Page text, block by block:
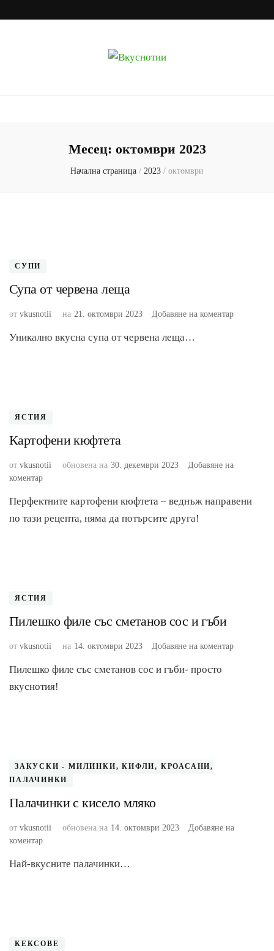
Месец: октомври 2023
Начална страница / 2023 / октомври
СУПИ
Супа от червена леща
от vkusnotii на 21. октомври 2023 Добавяне на коментаркъм
Уникално вкусна супа от червена леща…
ЯСТИЯ
Картофени кюфтета
от vkusnotii обновена на 30. декември 2023
Добавяне на
коментаркъм
кюфтета
Перфектните картофени кюфтета – веднъж направени
по тази рецепта, няма да потърсите друга!
ЯСТИЯ
Пилешко филе със сметанов сос и гъби
от vkusnotii на 14. октомври 2023 Добавяне на коментаркъм
Пилешко филе със сметанов сос и гъби- просто
вкуснотия!
ЗАКУСКИ - МИЛИНКИ, КИФЛИ, КРОАСАНИ,
ПАЛАЧИНКИ
Палачинки с кисело мляко
от vkusnotii обновена на 14. октомври 2023
Добавяне на
коментаркъм
с
Най-вкусните палачинки…
КЕКСОВЕ